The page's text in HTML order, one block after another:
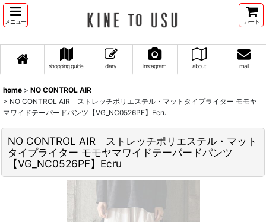
メニュー カート
shopping guide diary instagram about mail
home > NO CONTROL AIR
> NO CONTROL AIR ストレッチポリエステル・マットタイプライター モモヤ
マワイドテーパードパンツ【VG_NC0526PF】Ecru
NO CONTROL AIR ストレッチポリエステル・マット
タイプライター モモヤマワイドテーパードパンツ
【VG_NC0526PF】Ecru